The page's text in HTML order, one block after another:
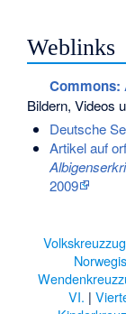
Weblinks
Commons:
Bildern, Videos
Deutsche
Artikel auf
2009
Volkskreuzzug
VI. |